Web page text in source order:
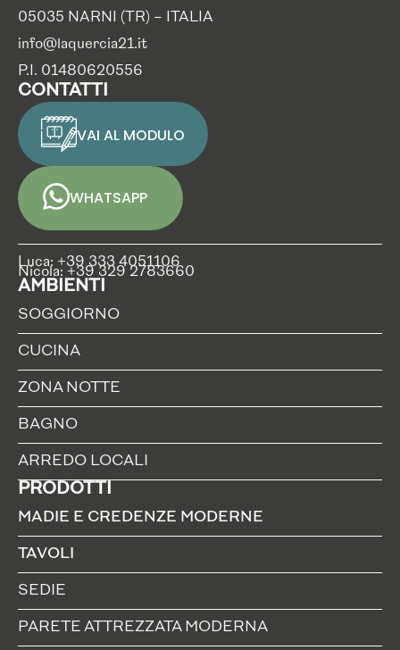
05035 NARNI (TR) – ITALIA
info@laquercia21.it
P.I. 01480620556
CONTATTI
VAI AL MODULO
WHATSAPP
Luca: +39 333 4051106
Nicola: +39 329 2783660
AMBIENTI
SOGGIORNO
CUCINA
ZONA NOTTE
BAGNO
ARREDO LOCALI
PRODOTTI
MADIE E CREDENZE MODERNE
TAVOLI
SEDIE
PARETE ATTREZZATA MODERNA